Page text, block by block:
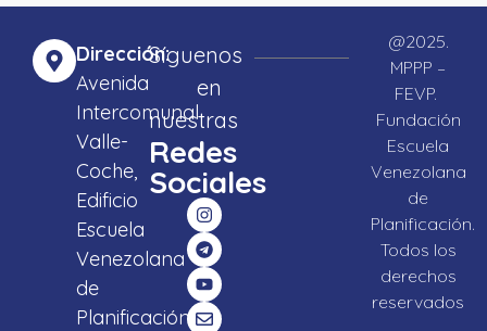
Dirección:
Avenida
Intercomunal
Valle-
Coche,
Edificio
Escuela
Venezolana
de
Planificación,
Síguenos
en
nuestras
Redes
Sociales
@2025.
MPPP –
FEVP.
Fundación
Escuela
Venezolana
de
Planificación.
Todos los
derechos
reservados